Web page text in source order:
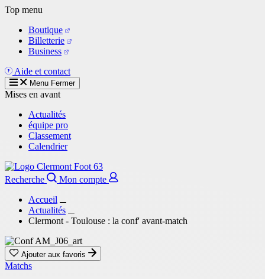
Aller
contenu
principal
Top menu
Boutique
Billetterie
Business
Aide et contact
Menu Fermer
Mises en avant
Actualités
équipe pro
Classement
Calendrier
Recherche
Mon compte
Accueil
Actualités
Clermont - Toulouse : la conf' avant-match
Ajouter aux favoris
Matchs